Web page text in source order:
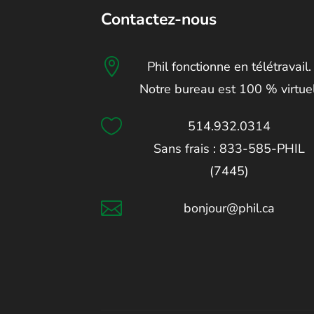
Contactez-nous

Phil fonctionne en télétravail.
Notre bureau est 100 %

514.932.0314
Sans frais : 833-585-PHIL
(7445)
 bonjour@phil.ca